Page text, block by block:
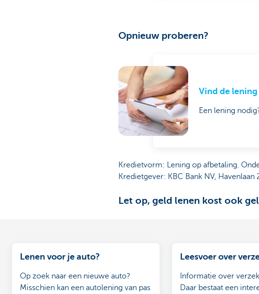
Opnieuw proberen?
Vind de
Een lening
Kredietvorm: Lening op afbetaling.
Kredietgever: KBC Bank NV,
Let op, geld lenen kost ook
Lenen voor je auto?
Op zoek naar een nieuwe auto?
Misschien kan een autolening van pas
Leesvoer over
Informatie over
Daar bestaat een